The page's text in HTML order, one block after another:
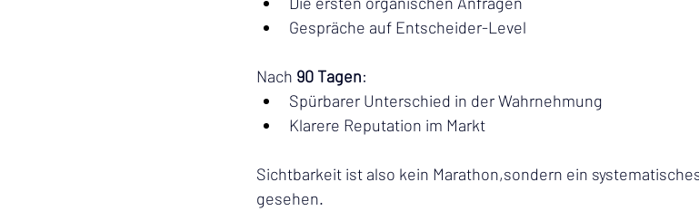
Gespräche auf Entscheider-Level
Nach 90 Tagen:
Spürbarer Unterschied in der Wahrnehmung
Klarere Reputation im Markt
Sichtbarkeit ist also kein Marathon,sondern ein
gesehen.